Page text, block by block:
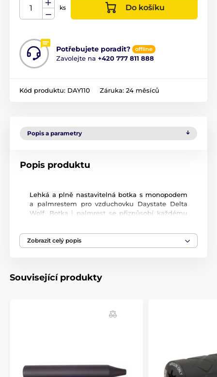
ks Do košíku
Potřebujete poradit? offline
Zavolejte na +420 777 811 888
Kód produktu: DAY110 Záruka: 24 měsíců
Popis a parametry
Popis produktu
Lehká a plně nastavitelná botka s monopodem
a palmrestem pro vzduchovku Daystate Delta
Wolf. Botka i palmrest se přizpůsobí každému
Povrch je anodizován kyselinou sírovou, aby byla
zaručena trvalá povrchová úprava. Botka i
Monopod je výškově nastavitelný.
Produkt je zařazen v kategoriích
Zobrazit celý popis
Související produkty